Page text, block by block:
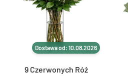
Dostawa od: 10.08.2026
9 Czerwonych Róż